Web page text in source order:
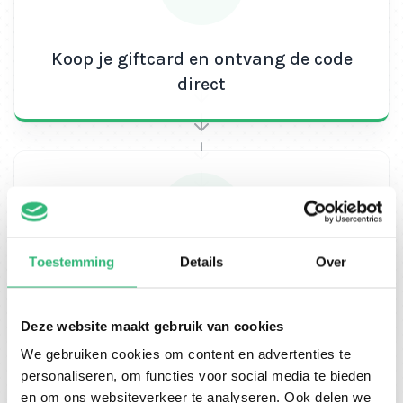
Toestemming Details Over
Deze website maakt gebruik van cookies
We gebruiken cookies om content en advertenties te
personaliseren, om functies voor social media te bieden
en om ons websiteverkeer te analyseren. Ook delen we
Ikwiltegoed
Ben jij iemand die minder gebruik maakt van zijn
Dan is de Lebara Online 4G
databundel van 15 euro wellicht te veel voor jou.
Uiteraard denken we bij Ikwiltegoed ook aan andere
Koop je giftcard en ontvang de code
direct
Verzilver je code